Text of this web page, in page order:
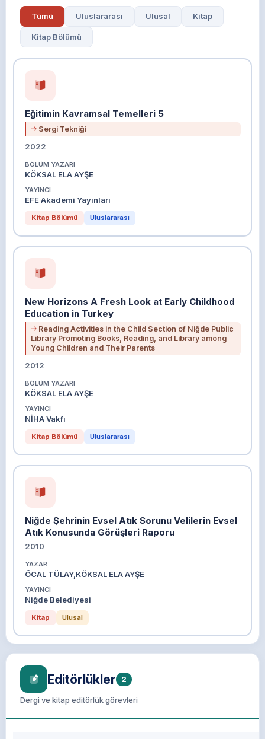
Tümü Uluslararası Ulusal Kitap
Kitap Bölümü
Eğitimin Kavramsal Temelleri 5
Sergi Tekniği
2022
BÖLÜM YAZARI
KÖKSAL ELA AYŞE
YAYINCI
EFE Akademi Yayınları
Kitap Bölümü Uluslararası
New Horizons A Fresh Look at Early Childhood
Education in Turkey
Reading Activities in the Child Section of Niğde Public
Library Promoting Books, Reading, and Library among
Young Children and Their Parents
2012
BÖLÜM YAZARI
KÖKSAL ELA AYŞE
YAYINCI
NİHA Vakfı
Kitap Bölümü Uluslararası
Niğde Şehrinin Evsel Atık Sorunu Velilerin Evsel
Atık Konusunda Görüşleri Raporu
2010
YAZAR
ÖCAL TÜLAY,KÖKSAL ELA AYŞE
YAYINCI
Niğde Belediyesi
Kitap Ulusal
Editörlükler 2
Dergi ve kitap editörlük görevleri